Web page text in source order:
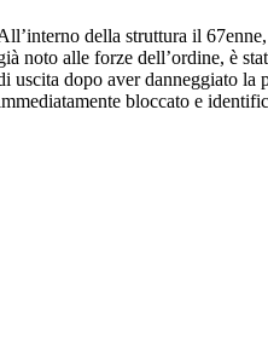
della struttura il
noto alle forze dell’ordine, è
uscita dopo aver danneggiato la
bloccato e